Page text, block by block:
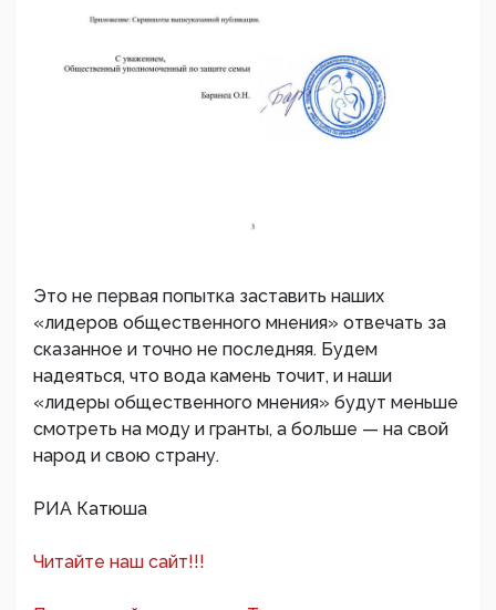
Это не первая попытка заставить наших
«лидеров общественного мнения» отвечать за
сказанное и точно не последняя. Будем
надеяться, что вода камень точит, и наши
«лидеры общественного мнения» будут меньше
смотреть на моду и гранты, а больше — на свой
народ и свою страну.
РИА Катюша
Читайте наш сайт!!!